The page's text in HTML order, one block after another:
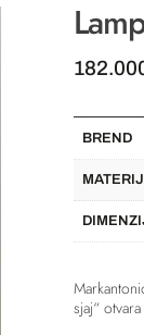
BREND
sjaj“